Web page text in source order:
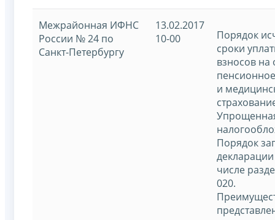
Межрайонная ИФНС
России № 24 по
Санкт-Петербургу
13.02.2017
10-00
Порядок
сроки
взносов на
и
Порядок
числе
020.